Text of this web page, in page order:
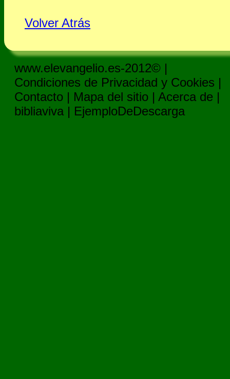
Volver Atrás
www.elevangelio.es-2012© |
Condiciones de Privacidad y Cookies |
Contacto | Mapa del sitio | Acerca de |
bibliaviva | EjemploDeDescarga